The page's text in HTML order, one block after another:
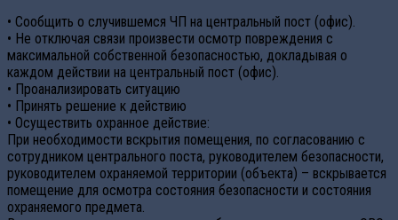
• Сообщить о случившемся ЧП на центральный пост (офис).
• Не отключая связи произвести осмотр повреждения с
максимальной собственной безопасностью, докладывая о
каждом действии на центральный пост (офис).
• Проанализировать ситуацию
• Принять решение к действию
• Осуществить охранное действие:
При необходимости вскрытия помещения, по согласованию с
сотрудником центрального поста, руководителем безопасности,
руководителем охраняемой территории (объекта) – вскрывается
помещение для осмотра состояния безопасности и состояния
охраняемого предмета.